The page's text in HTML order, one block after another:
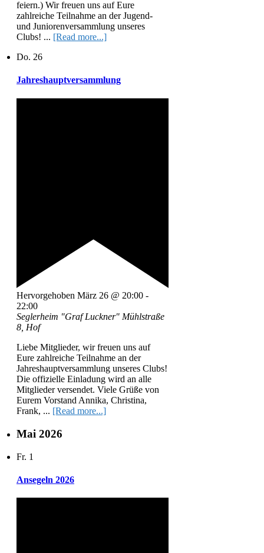
feiern.) Wir freuen uns auf Eure
zahlreiche Teilnahme an der Jugend-
und Juniorenversammlung unseres
Clubs! ... [Read more...]
Do. 26
Jahreshauptversammlung
Hervorgehoben März 26 @ 20:00 -
22:00
Seglerheim "Graf Luckner" Mühlstraße
8, Hof
Liebe Mitglieder, wir freuen uns auf
Eure zahlreiche Teilnahme an der
Jahreshauptversammlung unseres Clubs!
Die offizielle Einladung wird an alle
Mitglieder versendet. Viele Grüße von
Eurem Vorstand Annika, Christina,
Frank, ... [Read more...]
Mai 2026
Fr. 1
Ansegeln 2026